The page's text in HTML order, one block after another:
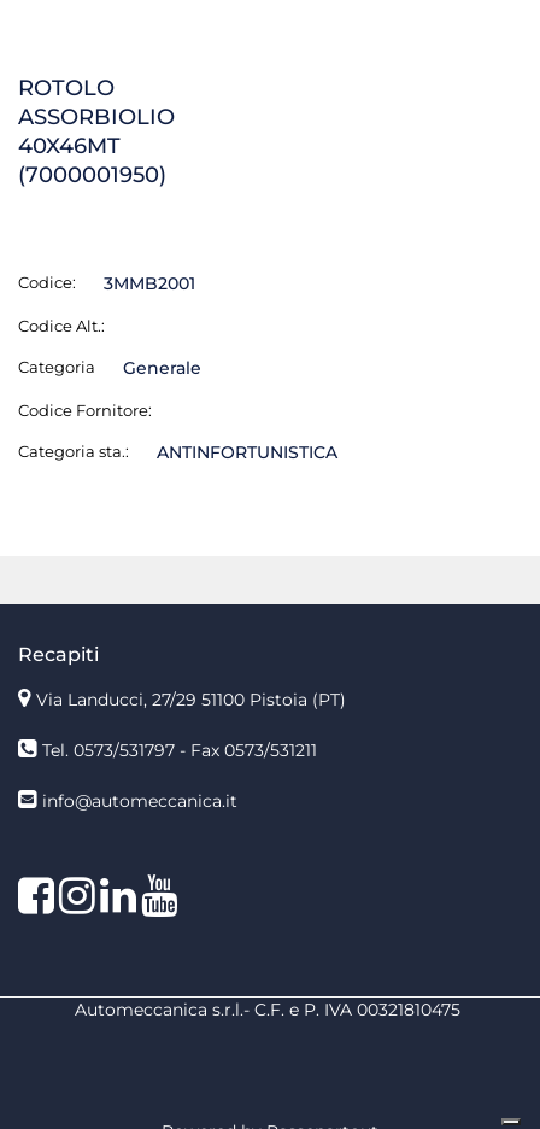
ROTOLO
ASSORBIOLIO
40X46MT
(7000001950)
Codice: 3MMB2001
Codice Alt.:
Categoria Generale
Codice Fornitore:
Categoria sta.: ANTINFORTUNISTICA
Recapiti
Via Landucci, 27/29 51100 Pistoia (PT)
Tel. 0573/531797 - Fax 0573/531211
info@automeccanica.it
FacebookInstagram
linkedin
Automeccanica s.r.l.- C.F. e P. IVA 00321810475